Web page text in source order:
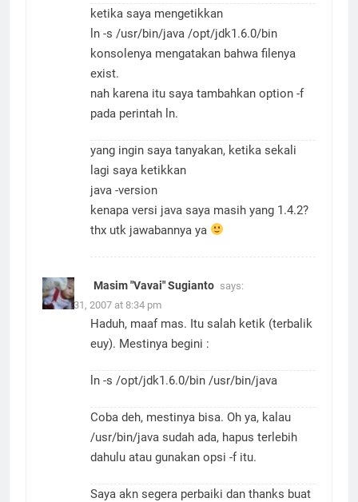
ketika saya mengetikkan
ln -s /usr/bin/java /opt/jdk1.6.0/bin
konsolenya mengatakan bahwa filenya
exist.
nah karena itu saya tambahkan option -f
pada perintah ln.
yang ingin saya tanyakan, ketika sekali
lagi saya ketikkan
java -version
kenapa versi java saya masih yang 1.4.2?
thx utk jawabannya ya
Masim "Vavai" Sugianto says:
March 31, 2007 at 8:34 pm
Haduh, maaf mas. Itu salah ketik (terbalik
euy). Mestinya begini :
ln -s /opt/jdk1.6.0/bin /usr/bin/java
Coba deh, mestinya bisa. Oh ya, kalau
/usr/bin/java sudah ada, hapus terlebih
dahulu atau gunakan opsi -f itu.
Saya akn segera perbaiki dan thanks buat